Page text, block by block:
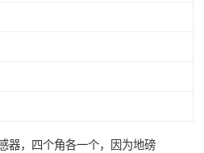
器，四个角各一个，因为地磅